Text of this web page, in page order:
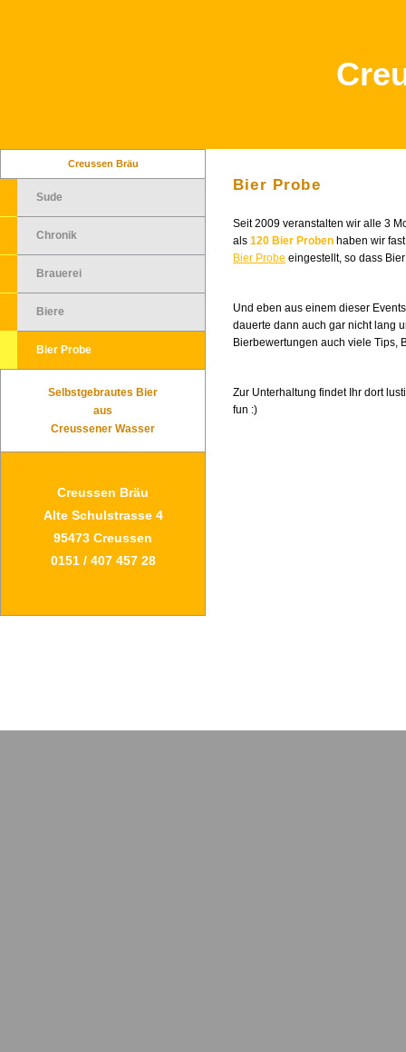
Bier Probe
Seit 2009 veranstalten wir alle 3
als 120 Bier Proben haben wir
Bier Probe eingestellt, so dass
Und eben aus einem dieser
dauerte dann auch gar nicht lang
Bierbewertungen auch viele Tips,
Zur Unterhaltung findet Ihr dort
fun :)
Creussen Bräu
Sude
Chronik
Brauerei
Biere
Bier Probe
Selbstgebrautes Bier
aus
Creussener Wasser
Creussen Bräu
Alte Schulstrasse 4
95473 Creussen
0151 / 407 457 28